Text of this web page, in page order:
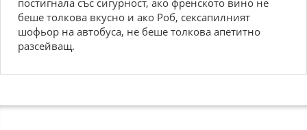
постигнала със сигурност, ако френското вино не
беше толкова вкусно и ако Роб, сексапилният
шофьор на автобуса, не беше толкова апетитно
разсейващ.